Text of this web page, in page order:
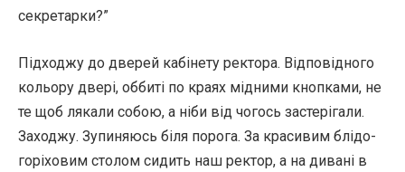
секретарки?”
Підходжу до дверей кабінету ректора. Відповідного
кольору двері, оббиті по краях мідними кнопками, не
те щоб лякали собою, а ніби від чогось застерігали.
Заходжу. Зупиняюсь біля порога. За красивим блідо-
горіховим столом сидить наш ректор, а на дивані в